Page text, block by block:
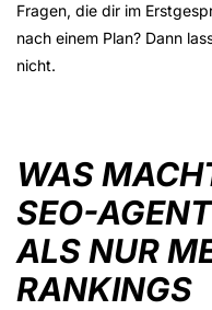
Fragen, die dir im
nach einem Plan? Dann
nicht.
WAS
SEO-
ALS NUR
RANKINGS